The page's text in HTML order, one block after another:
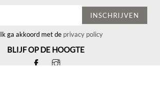
INSCHRIJVEN
Ik ga akkoord met de privacy policy
BLIJF OP DE HOOGTE